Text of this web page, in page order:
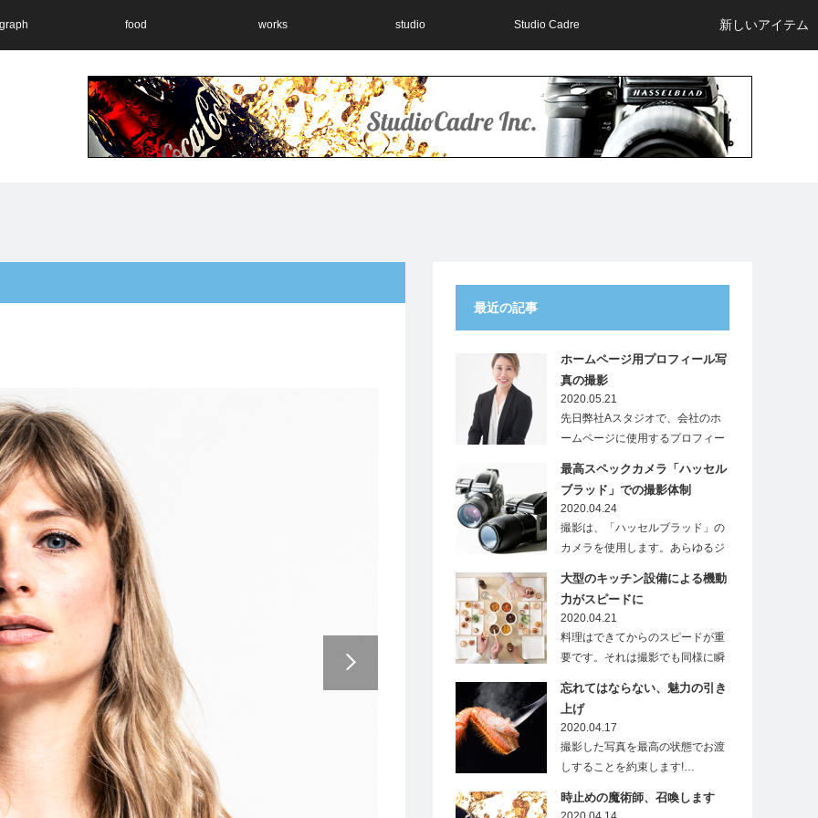
food works studio Studio Cadre 新しいアイテム
最近の記事
ホームページ用プロフィール写
真の撮影
2020.05.21
先日弊社Aスタジオで、会社のホ
ームページに使用するプロフィー
最高スペックカメラ「ハッセル
ブラッド」での撮影体制
2020.04.24
撮影は、「ハッセルブラッド」の
カメラを使用します。あらゆるジ
大型のキッチン設備による機動
力がスピードに
2020.04.21
料理はできてからのスピードが重
要です。それは撮影でも同様に瞬
忘れてはならない、魅力の引き
上げ
2020.04.17
撮影した写真を最高の状態でお渡
しすることを約束します!…
時止めの魔術師、召喚します